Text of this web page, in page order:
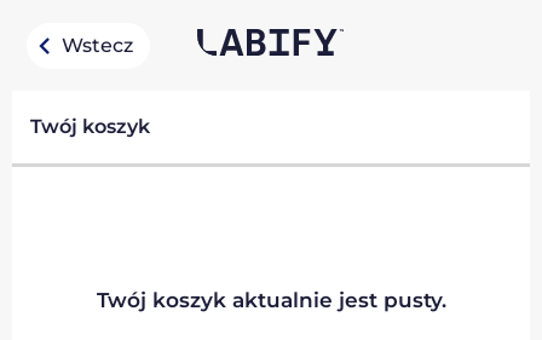
Wstecz
Twój koszyk
Twój koszyk aktualnie jest pusty.